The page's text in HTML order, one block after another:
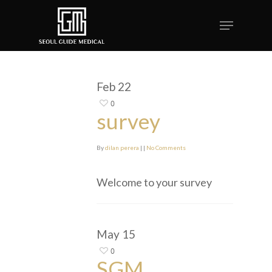
Feb 22
0
survey
Bydilan perera | | No Comments
Welcome to your survey
May 15
0